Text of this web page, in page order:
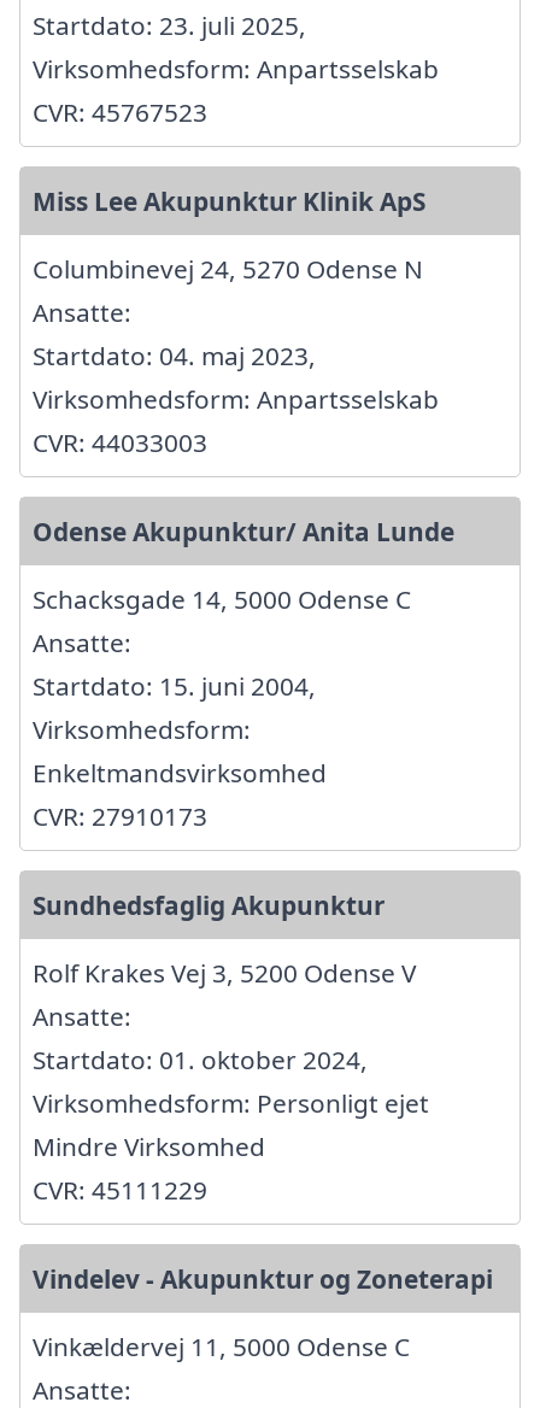
Startdato: 23. juli 2025,
Virksomhedsform: Anpartsselskab
CVR: 45767523
Miss Lee Akupunktur Klinik ApS
Columbinevej 24, 5270 Odense N
Ansatte:
Startdato: 04. maj 2023,
Virksomhedsform: Anpartsselskab
CVR: 44033003
Odense Akupunktur/ Anita Lunde
Schacksgade 14, 5000 Odense C
Ansatte:
Startdato: 15. juni 2004,
Virksomhedsform:
Enkeltmandsvirksomhed
CVR: 27910173
Sundhedsfaglig Akupunktur
Rolf Krakes Vej 3, 5200 Odense V
Ansatte:
Startdato: 01. oktober 2024,
Virksomhedsform: Personligt ejet
Mindre Virksomhed
CVR: 45111229
Vindelev - Akupunktur og Zoneterapi
Vinkældervej 11, 5000 Odense C
Ansatte: